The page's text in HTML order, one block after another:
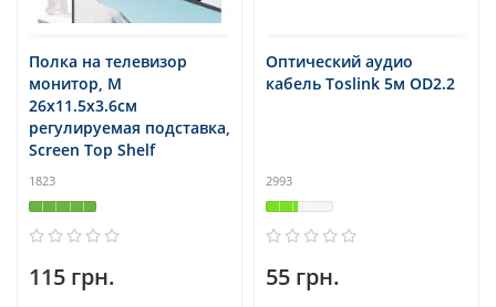
Полка на телевизор
монитор, M
26x11.5x3.6см
регулируемая подставка,
Screen Top Shelf
1823
115 грн.
Оптический аудио
кабель Toslink 5м OD2.2
2993
55 грн.